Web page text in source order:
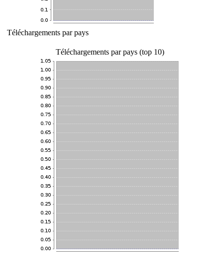
Téléchargements par pays
Téléchargements par pays (top 10)